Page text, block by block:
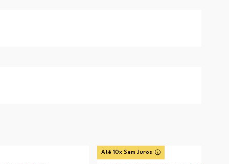
Até 10x Sem Juros